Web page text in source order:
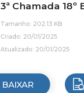
3ª Chamada
Tamanho: 202.13 KB
Criado: 20/01/2025
Atualizado: 20/01/2025
BAIXAR